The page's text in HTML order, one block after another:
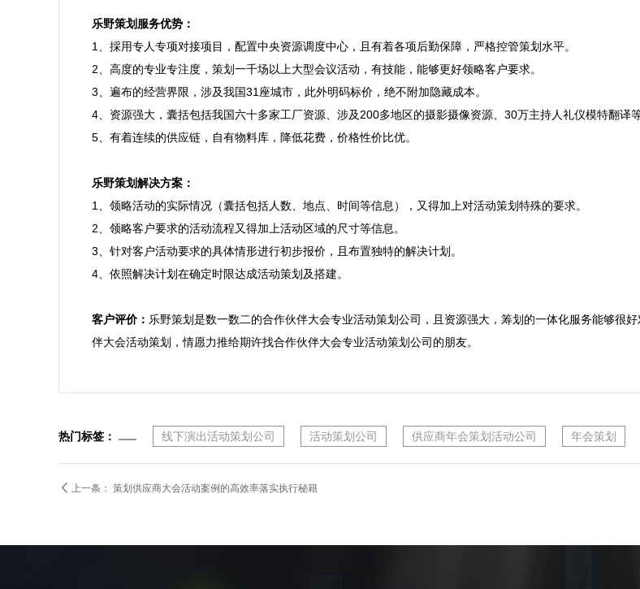
乐野策划服务优势：
1、採用专人专项对接项目，配置中央资源调度中心，且有着各项后勤保障，严格控管策划水平。
2、高度的专业专注度，策划一千场以上大型会议活动，有技能，能够更好领略客户要求。
3、遍布的经营界限，涉及我国31座城市，此外明码标价，绝不附加隐藏成本。
4、资源强大，囊括包括我国六十多家工厂资源、涉及200多地区的摄影摄像资源、30万主持人礼仪模特翻译
5、有着连续的供应链，自有物料库，降低花费，价格性价比优。
乐野策划解决方案：
1、领略活动的实际情况（囊括包括人数、地点、时间等信息），又得加上对活动策划特殊的要求。
2、领略客户要求的活动流程又得加上活动区域的尺寸等信息。
3、针对客户活动要求的具体情形进行初步报价，且布置独特的解决计划。
4、依照解决计划在确定时限达成活动策划及搭建。
客户评价： 乐野策划是数一数二的合作伙伴大会专业活动策划公司，且资源强大，筹划的一体化服务能够很
伴大会活动策划，情愿力推给期许找合作伙伴大会专业活动策划公司的朋友。
热门标签： 线下演出活动策划公司 活动策划公司 供应商年会策划活动公司 年会策划
 上一条： 策划供应商大会活动案例的高效率落实执行秘籍